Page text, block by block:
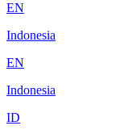
EN
Indonesia
EN
Indonesia
ID